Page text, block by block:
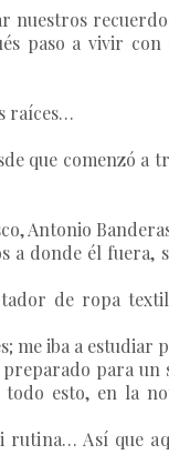
nuestros
paso a vivir con
raíces…
que comenzó a
Antonio
donde él fuera,
de ropa
me iba a estudiar
para un
esto, en la
rutina… Así que